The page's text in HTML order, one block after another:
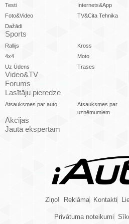
Testi
Internets&App
Foto&Video
TV&Cita Tehnika
Dažādi
Sports
Rallijs Kross
4x4
Moto
Uz Ūdens
Trases
Video&TV
Forums
Lasītāju pieredze
Atsauksmes par auto
Atsauksmes par
uzņēmumiem
Akcijas
Jautā ekspertam
Ziņo! Reklāma Kontakti
Privātuma noteikumi